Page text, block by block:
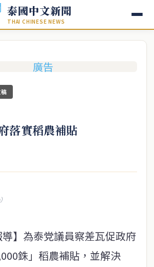
泰國中文新聞
THAI CHINESE NEWS
落實稻農補貼
導】為泰党議員察差瓦促政府
銖」稻農補貼，並解決